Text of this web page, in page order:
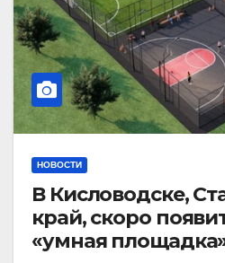
НОВОСТИ
В Кисловодске,
край, скоро
«умная